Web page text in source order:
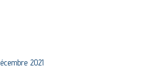
2021